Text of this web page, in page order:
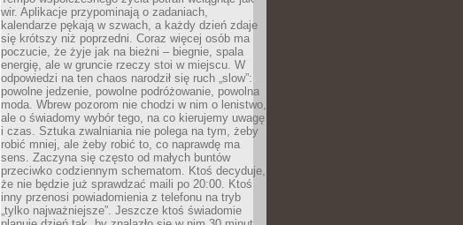
wir. Aplikacje przypominają o zadaniach,
kalendarze pękają w szwach, a każdy dzień zdaje
się krótszy niż poprzedni. Coraz więcej osób ma
poczucie, że żyje jak na bieżni – biegnie, spala
energię, ale w gruncie rzeczy stoi w miejscu. W
odpowiedzi na ten chaos narodził się ruch „slow”:
powolne jedzenie, powolne podróżowanie, powolna
moda. Wbrew pozorom nie chodzi w nim o lenistwo,
ale o świadomy wybór tego, na co kierujemy uwagę
i czas. Sztuka zwalniania nie polega na tym, żeby
robić mniej, ale żeby robić to, co naprawdę ma
sens. Zaczyna się często od małych buntów
przeciwko codziennym schematom. Ktoś decyduje,
że nie będzie już sprawdzać maili po 20:00. Ktoś
inny przenosi powiadomienia z telefonu na tryb
„tylko najważniejsze”. Jeszcze ktoś świadomie